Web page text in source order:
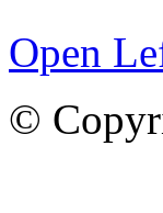
Open
©